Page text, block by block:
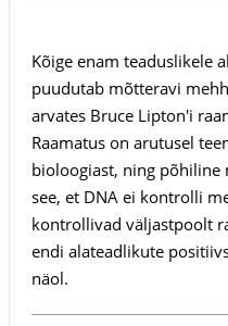
Kõige enam teaduslikele
puudutab mõtteravi
arvates Bruce Lipton'i
Raamatus on arutusel
bioloogiast, ning põhiline
see, et DNA ei kontrolli
kont­­rollivad väljastpoolt
endi alateadlikute
näol.